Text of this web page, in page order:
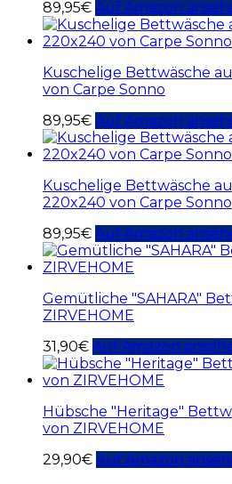
89,95€ Auf Amazon
Kuschelige Bettwäsche
von Carpe Sonno
89,95€ Auf Amazon
Kuschelige Bettwäsche
220x240 von Carpe Sonno
89,95€ Auf Amazon
Gemütliche "SAHARA"
ZIRVEHOME
31,90€ Auf Amazon
Hübsche "Heritage"
von ZIRVEHOME
29,90€ Auf Amazon